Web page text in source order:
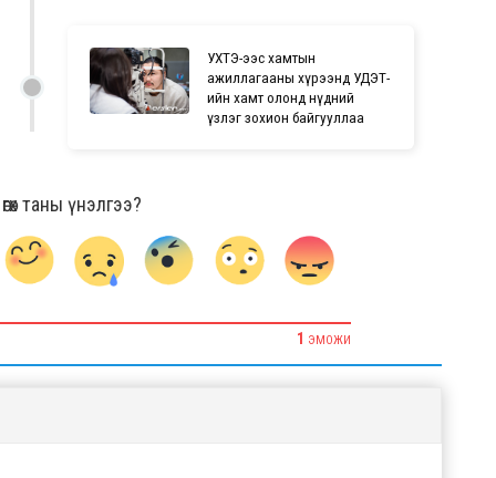
УХТЭ-ээс хамтын
ажиллагааны хүрээнд УДЭТ-
ийн хамт олонд нүдний
үзлэг зохион байгууллаа
таны үнэлгээ?
1 ЭМОЖИ